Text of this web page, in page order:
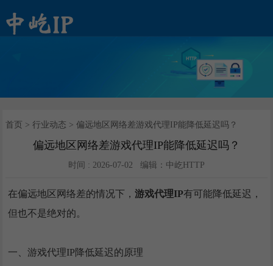
官网首页
动态套餐
动态IP提取
静态套餐
客户端下载
加入推广
行业动态
首页 > 行业动态 > 偏远地区网络差游戏代理IP能降低延迟吗？
偏远地区网络差游戏代理IP能降低延迟吗？
时间 : 2026-07-02 编辑：中屹HTTP
在偏远地区网络差的情况下，游戏代理IP有可能降低延迟，
但也不是绝对的。
一、游戏代理IP降低延迟的原理